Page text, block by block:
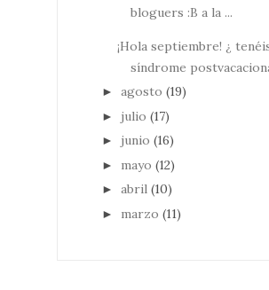
bloguers :B a la ...
¡Hola septiembre! ¿
síndrome
► agosto (19)
► julio (17)
► junio (16)
► mayo (12)
► abril (10)
► marzo (11)